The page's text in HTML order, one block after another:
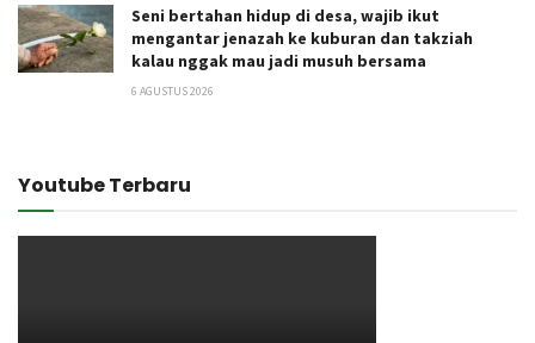
Seni bertahan hidup di desa, wajib ikut
mengantar jenazah ke kuburan dan takziah
kalau nggak mau jadi musuh bersama
6 AGUSTUS 2026
Youtube Terbaru